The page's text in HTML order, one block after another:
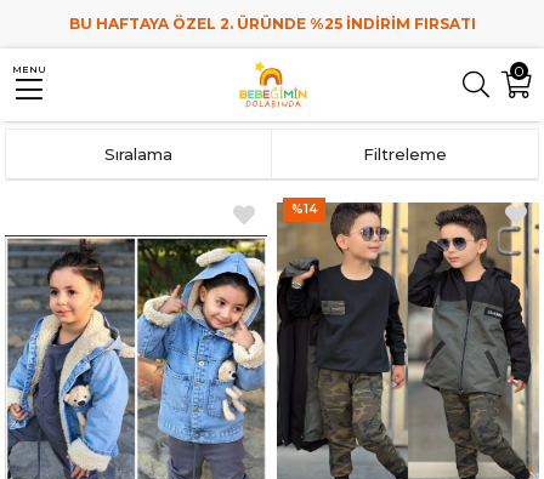
BU HAFTAYA ÖZEL 2. ÜRÜNDE %25 İNDİRİM FIRSATI
0
MENU
Anasayfa Erkek Çocuk Erkek Çocuk Mont
Filtreleme
Sıralama
%14